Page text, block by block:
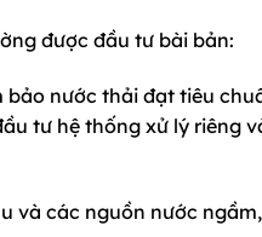
được đầu tư bài bản:
bảo nước thải đạt tiêu
tư hệ thống xử lý riêng
và các nguồn nước